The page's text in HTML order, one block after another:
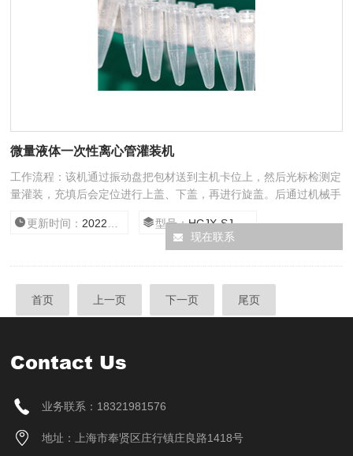
微量液体一次性离心管灌装机
工作流程：该机通过振动盘把包材送到主机卡位上，然后光标检测定
量灌装，充填后会定位进行上盖、下盖，再进行旋盖。后通过机械手
更新时间： 2022/10/17 0:00:00 型号：HCJX-SJ-30/50
现在联系
首页 上一页 下一页 尾页
Contact Us
业务联系：18321981576
地址：上海市奉贤区庄行镇庄良路1418号